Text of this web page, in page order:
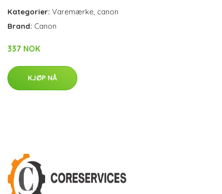
Kategorier: Varemærke canon
Brand: Canon
337 NOK
KJØP NÅ